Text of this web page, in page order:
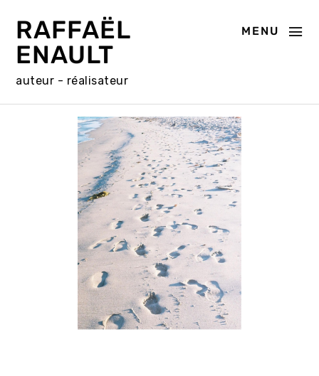
RAFFAËL
ENAULT
auteur - réalisateur
MENU